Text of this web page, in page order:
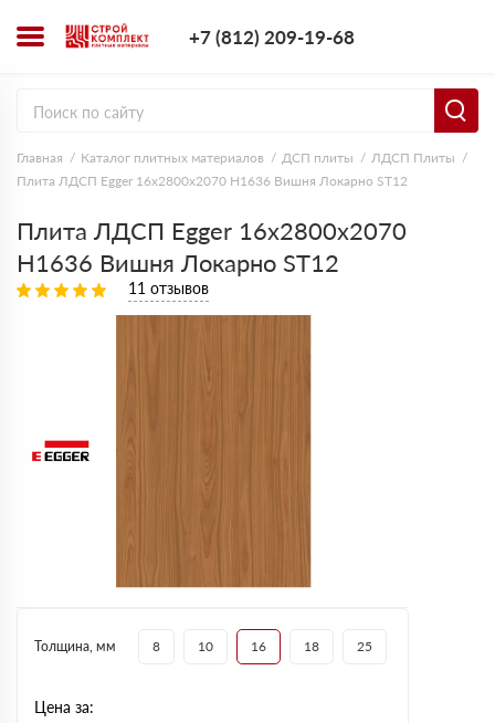
+7 (812) 209-19-68
Главная Каталог плитных материалов ДСП плиты
ЛДСП Плиты
Плита ЛДСП Egger 16х2800х2070 H1636 Вишня Локарно ST12
Плита ЛДСП Egger 16х2800х2070
H1636 Вишня Локарно ST12
11 отзывов
Толщина, мм 8 10 16 18 25
Цена за: